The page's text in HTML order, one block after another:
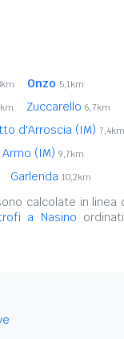
Onzo 5,1km
Zuccarello 6,7km
d'Arroscia (IM) 7,4km
Armo (IM) 9,7km
Garlenda 10,2km
calcolate in linea
a Nasino